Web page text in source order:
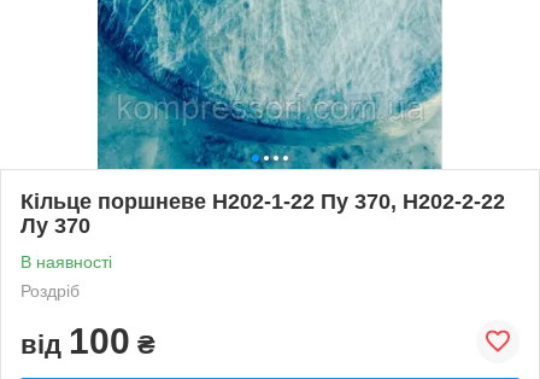
Кільце поршневе Н202-1-22 Пу 370, Н202-2-22
Лу 370
В наявності
Роздріб
від 100 ₴